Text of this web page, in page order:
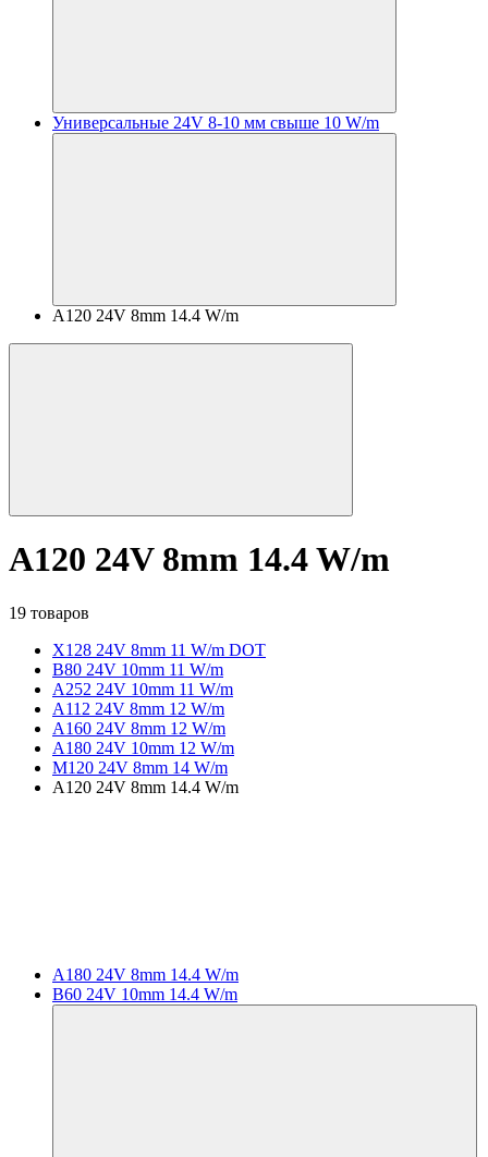
Универсальные 24V 8-10 мм свыше 10 W/m
A120 24V 8mm 14.4 W/m
A120 24V 8mm 14.4 W/m
19 товаров
X128 24V 8mm 11 W/m DOT
B80 24V 10mm 11 W/m
A252 24V 10mm 11 W/m
A112 24V 8mm 12 W/m
A160 24V 8mm 12 W/m
A180 24V 10mm 12 W/m
M120 24V 8mm 14 W/m
A120 24V 8mm 14.4 W/m
A180 24V 8mm 14.4 W/m
B60 24V 10mm 14.4 W/m